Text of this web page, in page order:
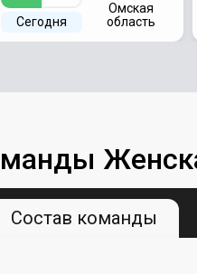
Сегодня
Омская
область
Состав команды